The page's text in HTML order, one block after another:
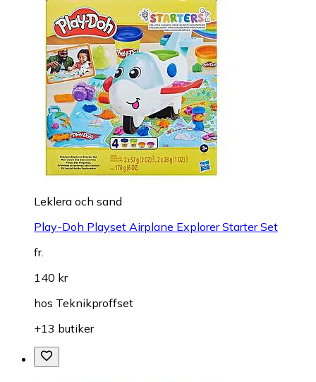
Leklera och sand
Play-Doh Playset Airplane Explorer Starter Set
fr.
140 kr
hos Teknikproffset
+13 butiker